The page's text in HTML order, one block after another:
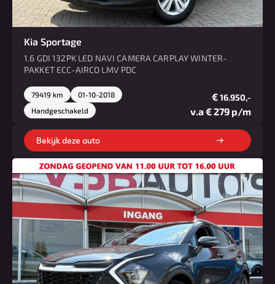
Kia Sportage
1.6 GDI 132PK LED NAVI CAMERA CARPLAY WINTER-
PAKKET ECC-AIRCO LMV PDC
79419 km
01-10-2018
Handgeschakeld
€16.950,-
v.a € 279 p/m
Bekijk deze auto